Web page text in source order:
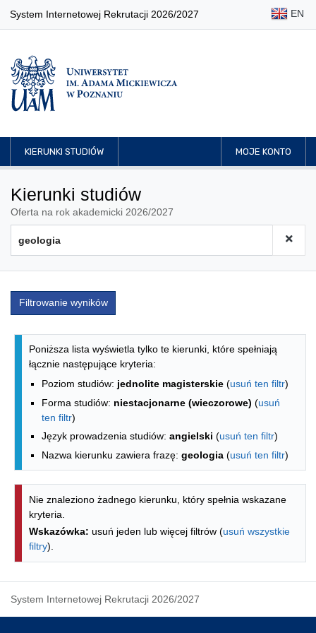
System Internetowej Rekrutacji 2026/2027 EN
KIERUNKI STUDIÓW MOJE KONTO
Kierunki studiów
Oferta na rok akademicki 2026/2027
Filtrowanie wyników
Lista kierunków - indeks alfabetyczny
Poniższa lista wyświetla tylko te kierunki, które spełniają
łącznie następujące kryteria:
Poziom studiów: jednolite magisterskie (usuń ten filtr)
Forma studiów: niestacjonarne (wieczorowe) (usuń
ten filtr)
Język prowadzenia studiów: angielski (usuń ten filtr)
Nazwa kierunku zawiera frazę: geologia (usuń ten filtr)
Nie znaleziono żadnego kierunku, który spełnia wskazane
kryteria.
Wskazówka: usuń jeden lub więcej filtrów (usuń wszystkie
filtry).
System Internetowej Rekrutacji 2026/2027